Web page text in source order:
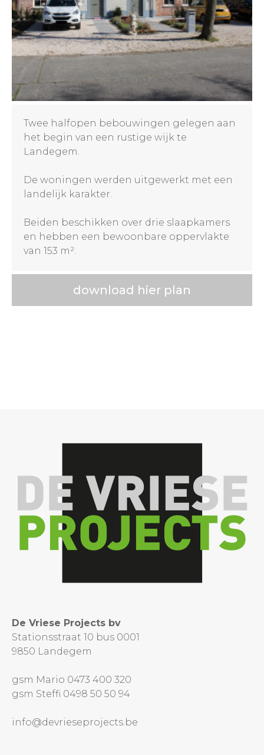
Twee halfopen bebouwingen gelegen aan
het begin van een rustige wijk te
Landegem.
De woningen werden uitgewerkt met een
landelijk karakter.
Beiden beschikken over drie slaapkamers
en hebben een bewoonbare oppervlakte
van 153 m².
download hier plan
De Vriese Projects bv
Stationsstraat 10 bus 0001
9850 Landegem
gsm Mario 0473 400 320
gsm Steffi 0498 50 50 94
info@devrieseprojects.be